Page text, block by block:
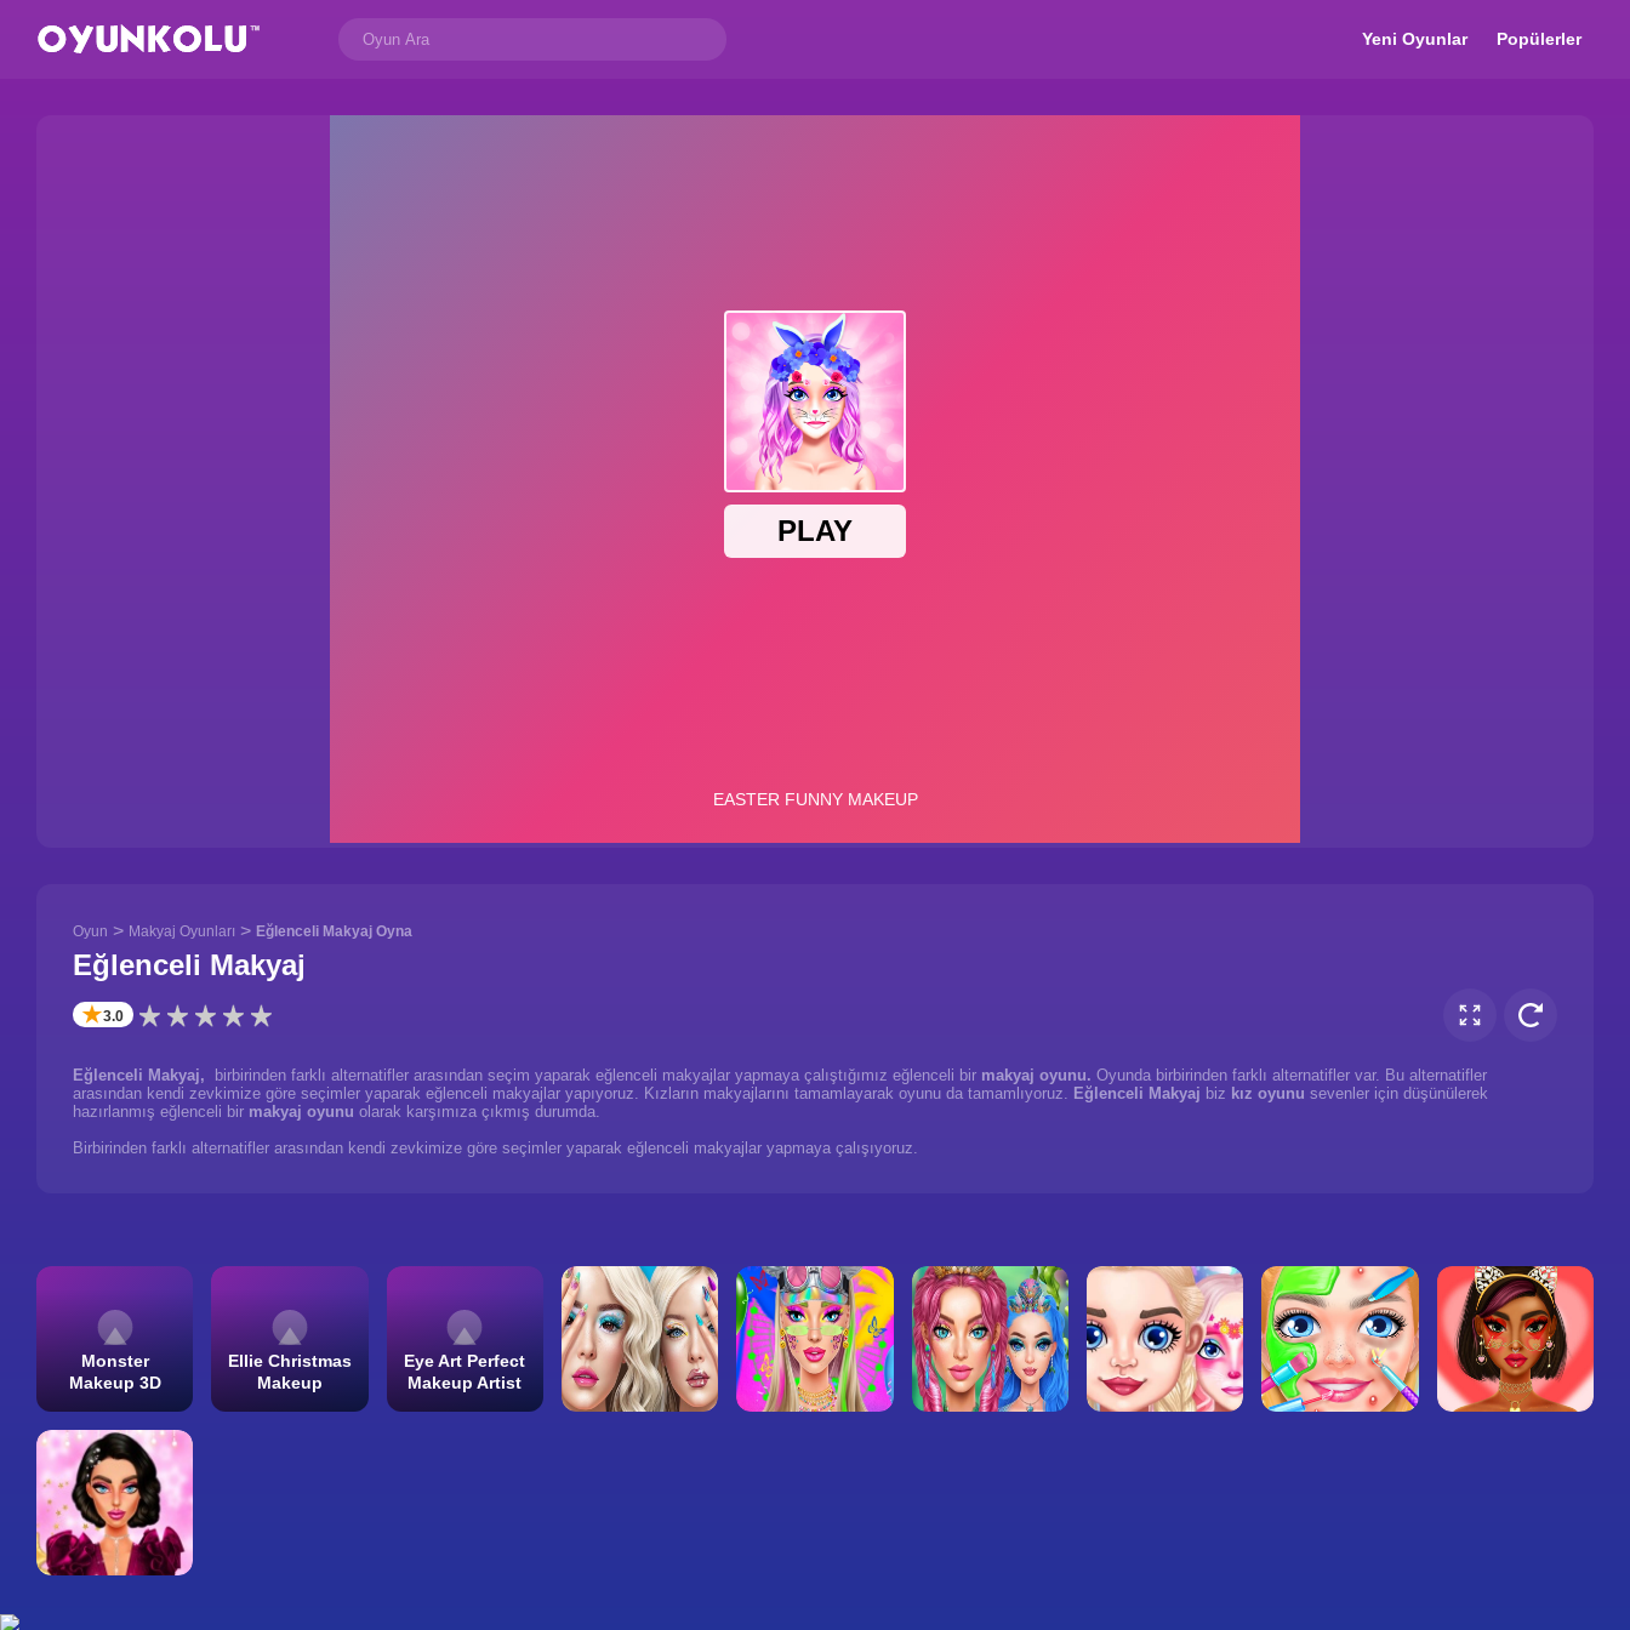
Yeni Oyunlar Popülerler
Oyun > Makyaj Oyunları > Eğlenceli Makyaj Oyna
Eğlenceli Makyaj
✭3.0
Eğlenceli Makyaj, birbirinden farklı alternatifler arasından seçim yaparak eğlenceli makyajlar yapmaya çalıştığımız eğlenceli bir makyaj oyunu. Oyunda birbirinden farklı alternatifler var. Bu alternatifler
arasından kendi zevkimize göre seçimler yaparak eğlenceli makyajlar yapıyoruz. Kızların makyajlarını tamamlayarak oyunu da tamamlıyoruz. Eğlenceli Makyaj biz kız oyunu sevenler için düşünülerek
hazırlanmış eğlenceli bir makyaj oyunu olarak karşımıza çıkmış durumda.
Birbirinden farklı alternatifler arasından kendi zevkimize göre seçimler yaparak eğlenceli makyajlar yapmaya çalışıyoruz.
Monster
Makeup 3D
Ellie Christmas
Makeup
Eye Art Perfect
Makeup Artist